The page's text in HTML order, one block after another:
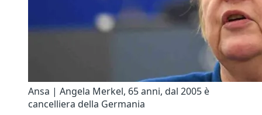
Ansa | Angela Merkel, 65 anni, dal 2005 è
cancelliera della Germania